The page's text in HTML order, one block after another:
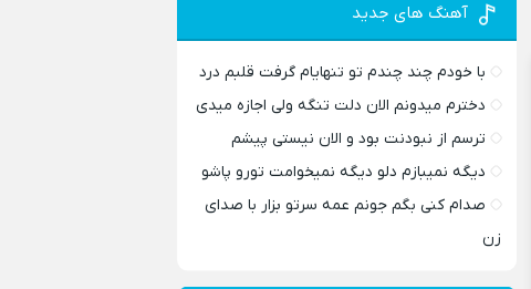
آهنگ های جدید
با خودم چند چندم تو تنهایام گرفت قلبم درد
دخترم میدونم الان دلت تنگه ولی اجازه میدی
ترسم از نبودنت بود و الان نیستی پیشم
دیگه نمیبازم دلو دیگه نمیخوامت تورو پاشو
صدام کنی بگم جونم عمه سرتو بزار با صدای
زن